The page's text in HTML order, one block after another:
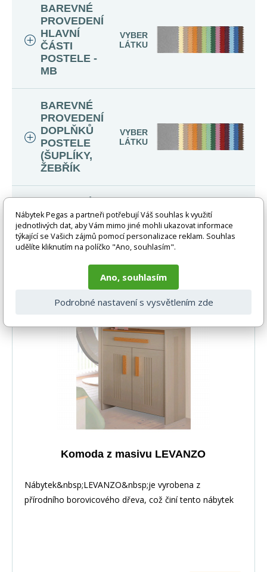
BAREVNÉ
PROVEDENÍ
HLAVNÍ
ČÁSTI
POSTELE -
MB
VYBER
LÁTKU
BAREVNÉ
PROVEDENÍ
DOPLŇKŮ
POSTELE
(ŠUPLÍKY,
ŽEBŘÍK
VYBER
LÁTKU
PROVEDENÍ
POSTELE -
MB
VYBER
LÁTKU
Související produkty
Komoda z masivu LEVANZO
Nábytek&nbsp;LEVANZO&nbsp;je vyrobena z
přírodního borovicového dřeva, což činí tento nábytek
Nábytek Pegas a partneři potřebují Váš souhlas k využití
jednotlivých dat, aby Vám mimo jiné mohli ukazovat informace
týkající se Vašich zájmů pomocí personalizace reklam. Souhlas
udělíte kliknutím na políčko "Ano, souhlasím".
Ano, souhlasím
Podrobné nastavení s vysvětlením zde